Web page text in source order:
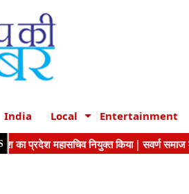
India Local Entertainment